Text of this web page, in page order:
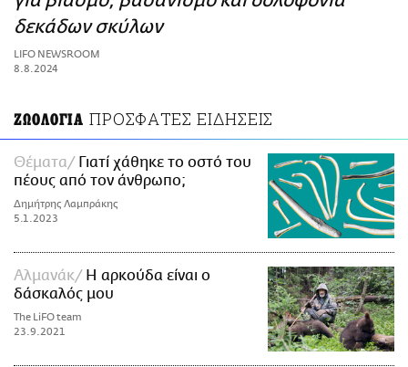
ΑΜΠΑ
PRINT
δεκάδων σκύλων
LIFO NEWSROOM
8.8.2024
ΖΩΟΛΟΓΙΑ ΠΡΟΣΦΑΤΕΣ ΕΙΔΗΣΕΙΣ
Θέματα
Γιατί χάθηκε το οστό του
πέους από τον άνθρωπο;
Δημήτρης Λαμπράκης
5.1.2023
Αλμανάκ
Η αρκούδα είναι ο
δάσκαλός μου
The LiFO team
23.9.2021